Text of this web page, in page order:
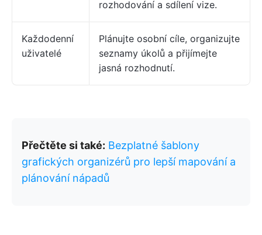
rozhodování a sdílení vize.
Každodenní
uživatelé
Plánujte osobní cíle, organizujte
seznamy úkolů a přijímejte
jasná rozhodnutí.
Přečtěte si také: Bezplatné šablony
grafických organizérů pro lepší mapování a
plánování nápadů